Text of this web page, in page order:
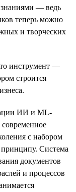
знаниями — ведь
теперь можно
и творческих
инструмент —
строится
ИИ и ML-
с набором
Система
документов
и процессов